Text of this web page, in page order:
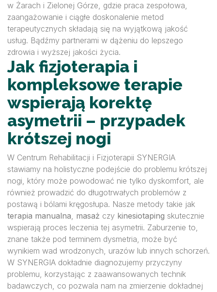
w Żarach i Zielonej Górze, gdzie praca zespołowa,
zaangażowanie i ciągłe doskonalenie metod
terapeutycznych składają się na wyjątkową jakość
usług. Bądźmy partnerami w dążeniu do lepszego
zdrowia i wyższej jakości życia.
Jak fizjoterapia i
kompleksowe terapie
wspierają korektę
asymetrii – przypadek
krótszej nogi
W Centrum Rehabilitacji i Fizjoterapii SYNERGIA
stawiamy na holistyczne podejście do problemu krótszej
nogi, który może powodować nie tylko dyskomfort, ale
również prowadzić do długotrwałych problemów z
postawą i bólami kręgosłupa. Nasze metody takie jak
terapia manualna, masaż czy kinesiotaping skutecznie
wspierają proces leczenia tej asymetrii. Zaburzenie to,
znane także pod terminem dysmetria, może być
wynikiem wad wrodzonych, urazów lub innych schorzeń.
W SYNERGIA dokładnie diagnozujemy przyczyny
problemu, korzystając z zaawansowanych technik
badawczych, co pozwala nam na zmierzenie dokładnej